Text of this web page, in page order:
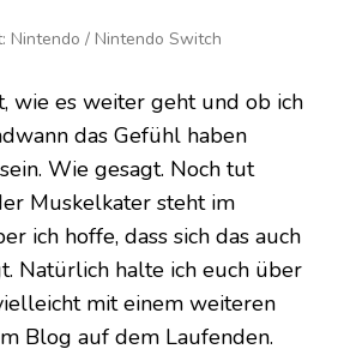
Nintendo / Nintendo Switch
wie es weiter geht und ob ich
das Gefühl haben
Wie gesagt. Noch tut
Muskelkater steht im
ich hoffe, dass sich das auch
Natürlich halte ich euch über
mit einem weiteren
Blog auf dem Laufenden.